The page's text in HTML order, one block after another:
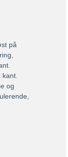
på
og